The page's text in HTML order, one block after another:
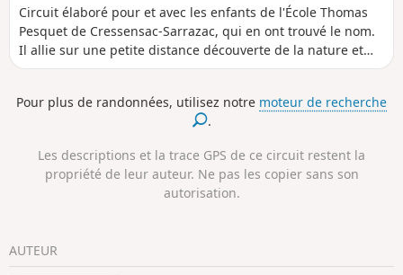
Circuit élaboré pour et avec les enfants de l'École Thomas
Pesquet de Cressensac-Sarrazac, qui en ont trouvé le nom.
Il allie sur une petite distance découverte de la nature et
passage dans le village de Cressensac. Balisé en Bleu clair il
lieux publics et commerces sont également visibles.
Pour plus de randonnées, utilisez notre moteur de recherche
.
Les descriptions et la trace GPS de ce circuit restent la
propriété de leur auteur. Ne pas les copier sans son
autorisation.
AUTEUR